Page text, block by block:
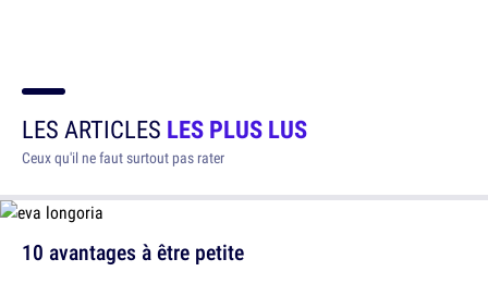
LES ARTICLES LES PLUS LUS
Ceux qu'il ne faut surtout pas rater
10 avantages à être petite